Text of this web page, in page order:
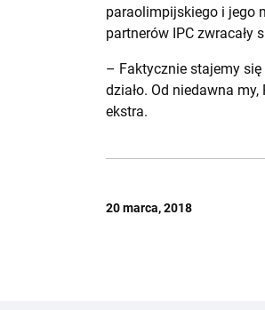
paraolimpijskiego i jego
partnerów IPC zwracały
– Faktycznie stajemy
działo. Od niedawna
ekstra.
20 marca, 2018